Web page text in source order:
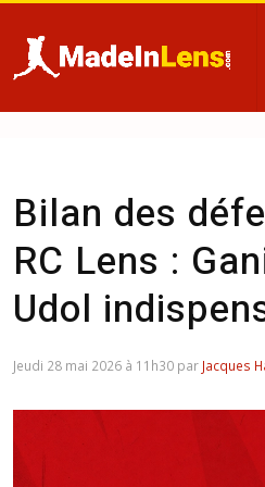
Bilan des
RC Lens :
Udol
Jeudi 28 mai 2026 à 11h30 par Jacques